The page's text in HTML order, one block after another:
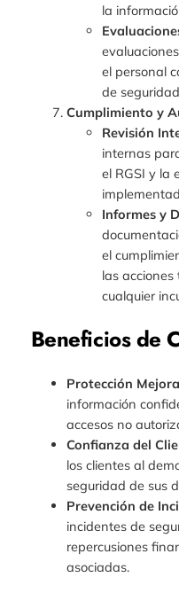
la
el personal
de
Cumplimiento y
Revisión
internas
el RGSI y la
Informes y
el
las
cualquier
Beneficios de
Protección
información
accesos no
Confianza del
los clientes al
seguridad de sus
Prevención de
incidentes de
repercusiones
asociadas.